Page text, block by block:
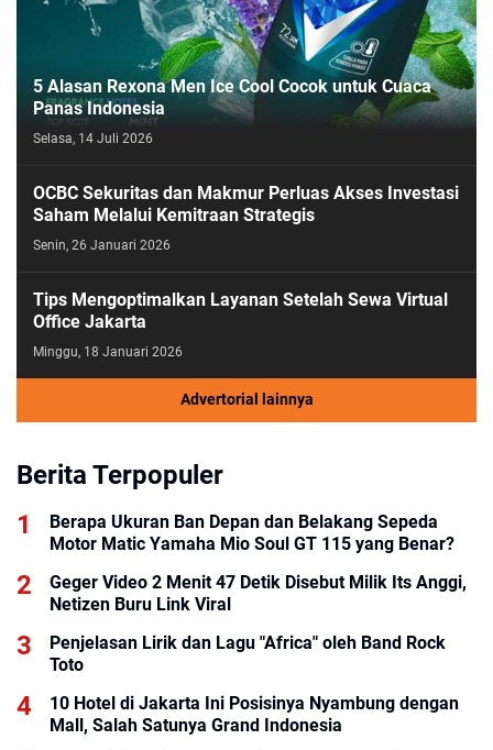
5 Alasan Rexona Men Ice Cool Cocok untuk Cuaca
Panas Indonesia
Selasa, 14 Juli 2026
OCBC Sekuritas dan Makmur Perluas Akses Investasi
Saham Melalui Kemitraan Strategis
Senin, 26 Januari 2026
Tips Mengoptimalkan Layanan Setelah Sewa Virtual
Office Jakarta
Minggu, 18 Januari 2026
Advertorial lainnya
Berita Terpopuler
Berapa Ukuran Ban Depan dan Belakang Sepeda
Motor Matic Yamaha Mio Soul GT 115 yang Benar?
Geger Video 2 Menit 47 Detik Disebut Milik Its Anggi,
Netizen Buru Link Viral
Penjelasan Lirik dan Lagu "Africa" oleh Band Rock
Toto
10 Hotel di Jakarta Ini Posisinya Nyambung dengan
Mall, Salah Satunya Grand Indonesia